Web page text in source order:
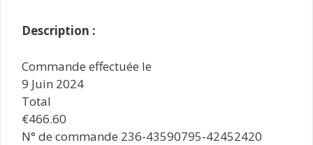
Description :
Commande effectuée le
9 Juin 2024
Total
€466.60
N° de commande 236-43590795-42452420​​